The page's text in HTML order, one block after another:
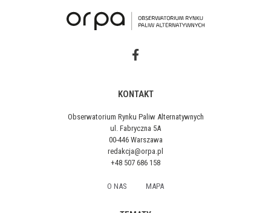
KONTAKT
Obserwatorium Rynku Paliw Alternatywnych
ul. Fabryczna 5A
00-446 Warszawa
redakcja@orpa.pl
+48 507 686 158
O NAS MAPA